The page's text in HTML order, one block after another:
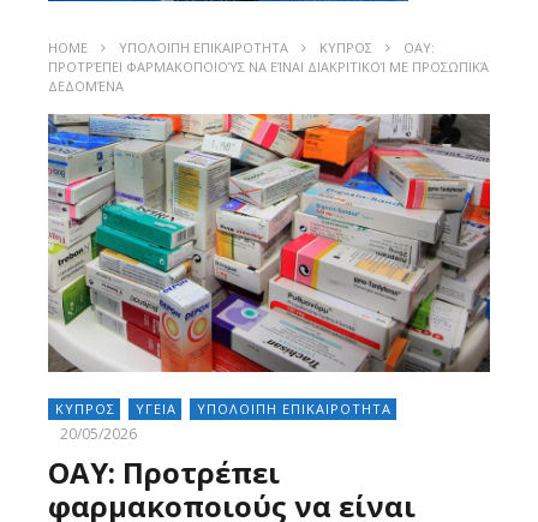
HOME ΥΠΟΛΟΙΠΗ ΕΠΙΚΑΙΡΟΤΗΤΑ ΚΥΠΡΟΣ
ΟΑΥ:
ΠΡΟΤΡΈΠΕΙ ΦΑΡΜΑΚΟΠΟΙΟΎΣ ΝΑ ΕΊΝΑΙ ΔΙΑΚΡΙΤΙΚΟΊ ΜΕ ΠΡΟΣΩΠΙΚΆ
ΔΕΔΟΜΈΝΑ
ΚΥΠΡΟΣ ΥΓΕΙΑ ΥΠΟΛΟΙΠΗ ΕΠΙΚΑΙΡΟΤΗΤΑ
20/05/2026
ΟΑΥ: Προτρέπει
φαρμακοποιούς να είναι